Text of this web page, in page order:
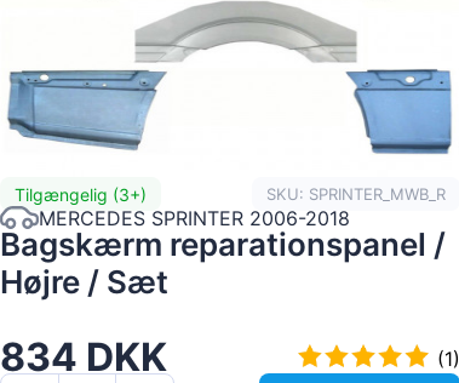
Tilgængelig (3+) SKU: SPRINTER_MWB_R
MERCEDES SPRINTER 2006-2018
Bagskærm reparationspanel /
Højre / Sæt
834 DKK
(1)